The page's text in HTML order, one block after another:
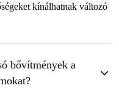
kínálhatnak változó
bővítmények a